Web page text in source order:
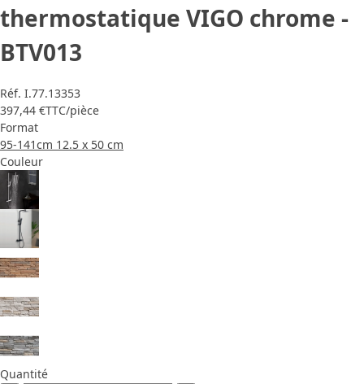
thermostatique VIGO chrome -
BTV013
Réf. I.77.13353
397,44 €TTC/pièce
Format
95-141cm 12.5 x 50 cm
Couleur
Quantité